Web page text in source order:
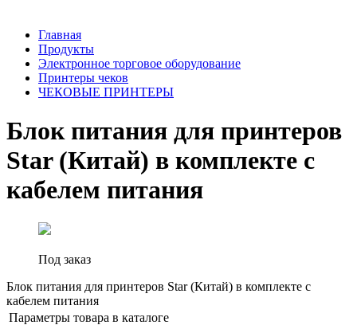
Главная
Продукты
Электронное торговое оборудование
Принтеры чеков
ЧЕКОВЫЕ ПРИНТЕРЫ
Блок питания для принтеров
Star (Китай) в комплекте с
кабелем питания
Под заказ
Блок питания для принтеров Star (Китай) в комплекте с
кабелем питания
Параметры товара в каталоге